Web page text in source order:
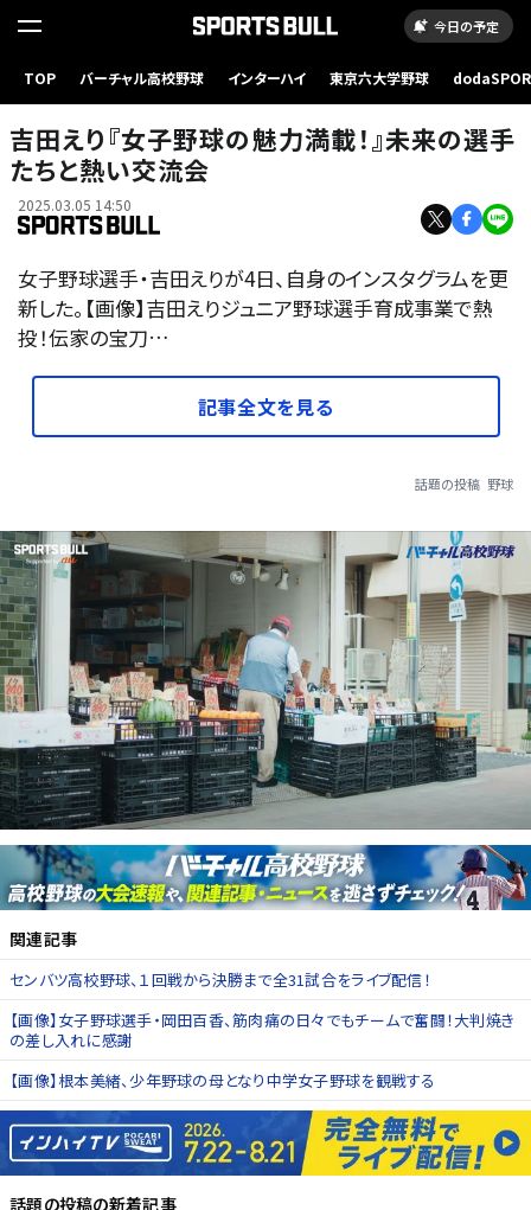
今日の予定
TOP バーチャル高校野球 インターハイ 東京六大学野球
吉田えり『女子野球の魅力満載！』未来の選手
たちと熱い交流会
2025.03.05 14:50
女子野球選手・吉田えりが4日、自身のインスタグラムを更
新した。【画像】吉田えりジュニア野球選手育成事業で熱
投！伝家の宝刀…
記事全文を見る
話題の投稿 野球
関連記事
センバツ高校野球、１回戦から決勝まで全31試合をライブ配信！
【画像】女子野球選手・岡田百香、筋肉痛の日々でもチームで奮闘！大判焼き
の差し入れに感謝
【画像】根本美緒、少年野球の母となり中学女子野球を観戦する
話題の投稿の新着記事